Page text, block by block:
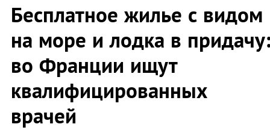
Бесплатное жилье с видом
на море и лодка в придачу:
во Франции ищут
квалифицированных
врачей